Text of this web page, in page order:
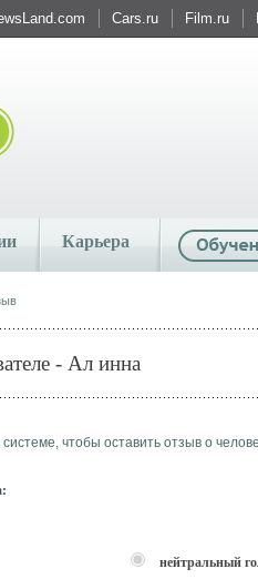
Cars.ru Film.ru
Карьера
- Ал инна
системе, чтобы оставить отзыв о
нейтральный